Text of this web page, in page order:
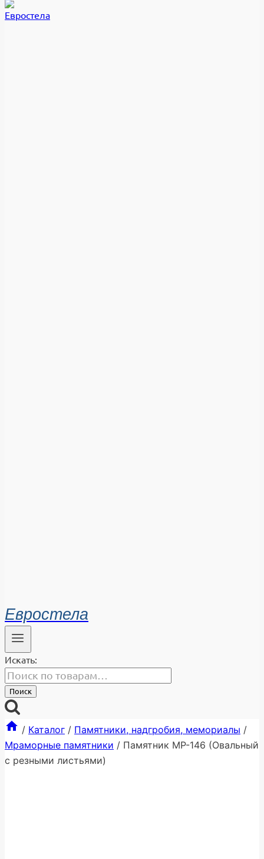
Евростела
Искать:
Поиск
/ Каталог / Памятники, надгробия, мемориалы /
Мраморные памятники / Памятник МР-146 (Овальный
с резными листьями)